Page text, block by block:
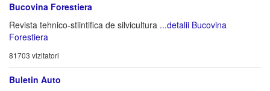
Bucovina Forestiera
Revista tehnico-stiintifica de silvicultura ...detalii Bucovina
Forestiera
81703 vizitatori
Buletin Auto